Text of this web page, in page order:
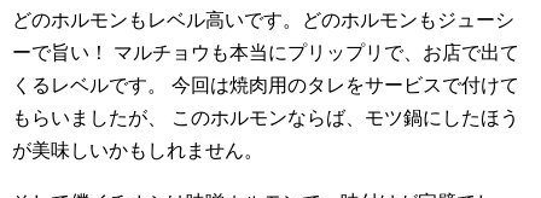
どのホルモンもレベル高いです。どのホルモンもジューシ
ーで旨い！
マルチョウも本当にプリップリで、お店で出て
くるレベルです。
今回は焼肉用のタレをサービスで付けて
もらいましたが、
このホルモンならば、モツ鍋にしたほう
が美味しいかもしれません。